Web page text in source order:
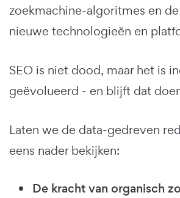
zoekmachine-algoritmes en
nieuwe technologieën en
SEO is niet dood, maar het is
geëvolueerd - en blijft dat
Laten we de data-gedreven
eens nader bekijken:
De kracht van organisch